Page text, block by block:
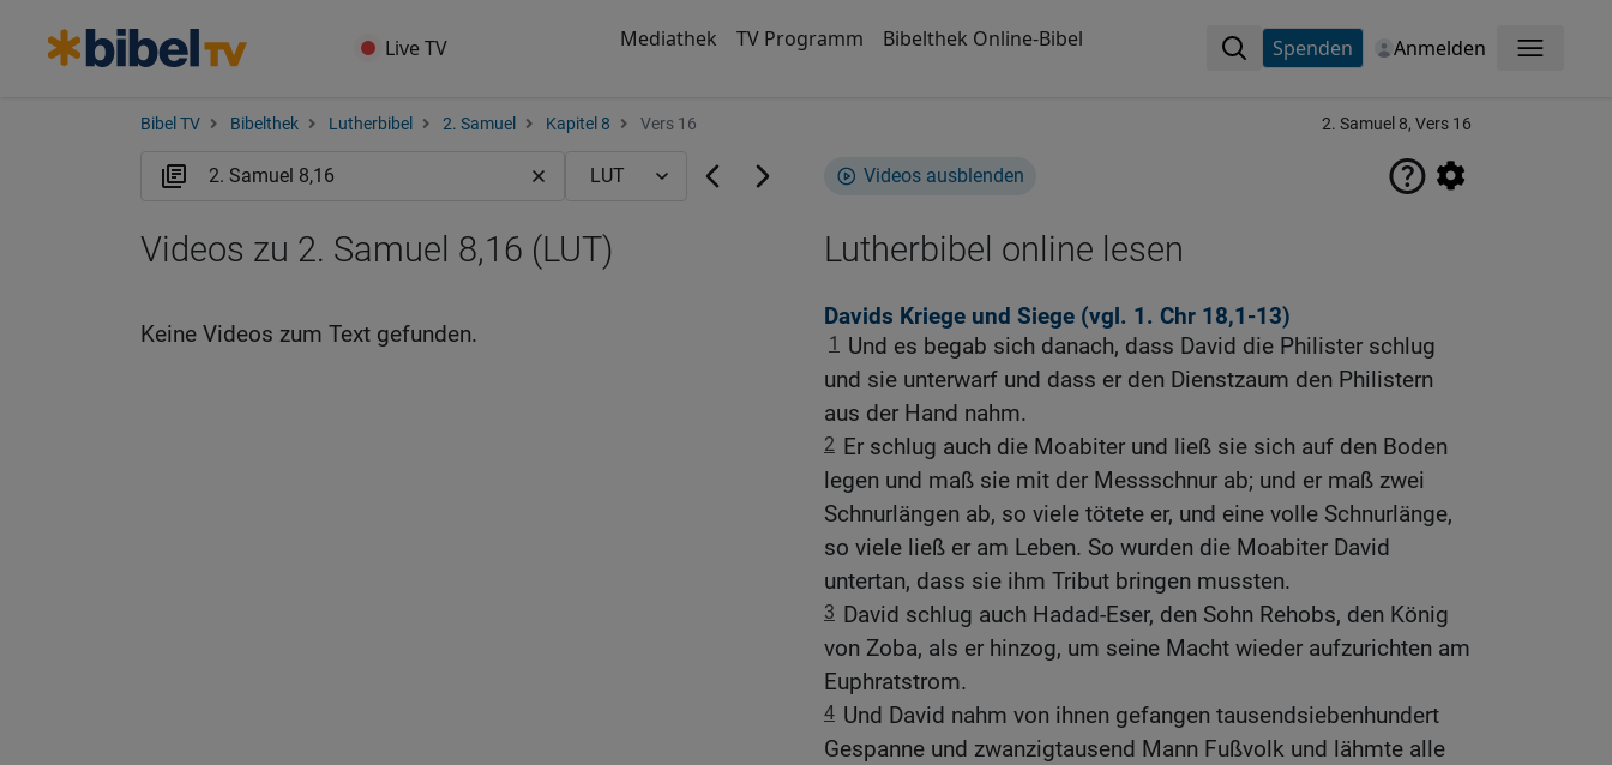
Live TV Mediathek TV Programm Bibelthek Online-Bibel Spenden Anmelden Menü
Bibel TV Bibelthek Lutherbibel 2. Samuel Kapitel 8 Vers 16 2. Samuel 8, Vers 16
Videos ausblenden
Lutherbibel online lesen
Davids Kriege und Siege (vgl. 1. Chr 18,1-13)
1
Und es begab sich danach, dass David die Philister schlug
und sie unterwarf und dass er den Dienstzaum den Philistern
aus der Hand nahm.
2 Er schlug auch die Moabiter und ließ sie sich auf den Boden
legen und maß sie mit der Messschnur ab; und er maß zwei
Schnurlängen ab, so viele tötete er, und eine volle Schnurlänge,
so viele ließ er am Leben. So wurden die Moabiter David
untertan, dass sie ihm Tribut bringen mussten.
3 David schlug auch Hadad-Eser, den Sohn Rehobs, den König
von Zoba, als er hinzog, um seine Macht wieder aufzurichten am
Euphratstrom.
4 Und David nahm von ihnen gefangen tausendsiebenhundert
Gespanne und zwanzigtausend Mann Fußvolk und lähmte alle
Videos zu 2. Samuel 8,16 (LUT)
Keine Videos zum Text gefunden.